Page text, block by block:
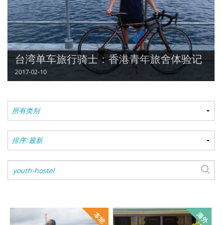
台湾单车旅行骑士：香港青年旅舍体验记
2017-02-10